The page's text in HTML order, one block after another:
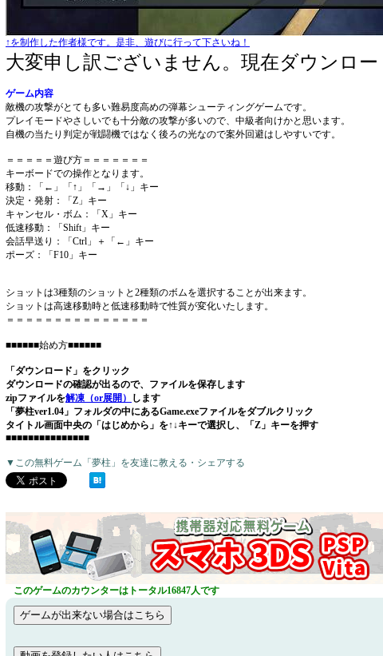
↑を制作した作者様です。是非、遊びに行って下さいね！
大変申し訳ございません。現在ダウンロー
ゲーム内容
敵機の攻撃がとても多い難易度高めの弾幕シューティングゲームです。
プレイモードやさしいでも十分敵の攻撃が多いので、中級者向けかと思います。
自機の当たり判定が戦闘機ではなく後ろの光なので案外回避はしやすいです。
＝＝＝＝＝遊び方＝＝＝＝＝＝＝
キーボードでの操作となります。
移動：「←」「↑」「→」「↓」キー
決定・発射：「Z」キー
キャンセル・ボム：「X」キー
低速移動：「Shift」キー
会話早送り：「Ctrl」＋「←」キー
ポーズ：「F10」キー
ショットは3種類のショットと2種類のボムを選択することが出来ます。
ショットは高速移動時と低速移動時で性質が変化いたします。
＝＝＝＝＝＝＝＝＝＝＝＝＝＝＝
■■■■■■始め方■■■■■■
「ダウンロード」をクリック
ダウンロードの確認が出るので、ファイルを保存します
zipファイルを解凍（or展開）
します
「夢柱ver1.04」フォルダの中にあるGame.exeファイルをダブルクリック
タイトル画面中央の「はじめから」を↑↓キーで選択し、「Z」キーを押す
■■■■■■■■■■■■■■■
▼この無料ゲーム「夢柱」を友達に教える・シェアする
このゲームのカウンターはトータル16847人です